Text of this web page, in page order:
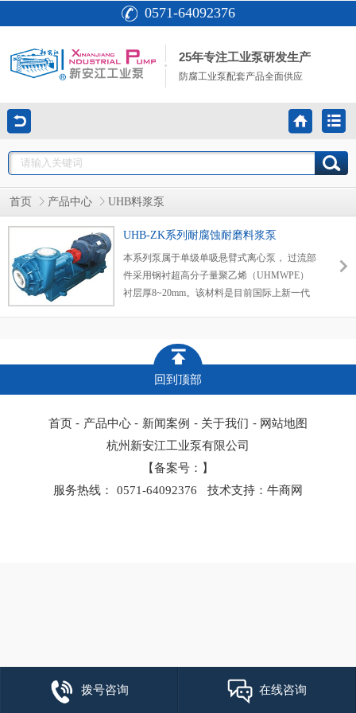
0571-64092376
25年专注工业泵研发生产
防腐工业泵配套产品全面供应
首页 产品中心 UHB料浆泵
UHB-ZK系列耐腐蚀耐磨料浆泵
本系列泵属于单级单吸悬臂式离心泵， 过流部
件采用钢衬超高分子量聚乙烯（UHMWPE）
衬层厚8~20mm。该材料是目前国际上新一代
性（尤其是耐低温冲击），抗蠕变性（耐环境
应力开裂）和极好的耐腐蚀性。
回到顶部
首页 - 产品中心 - 新闻案例 - 关于我们 - 网站地图
杭州新安江工业泵有限公司
【备案号：】
服务热线：
0571-64092376 技术支持：牛商网
拨号咨询 在线咨询